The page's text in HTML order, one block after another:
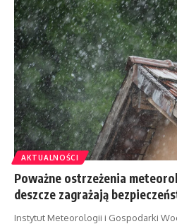
AKTUALNOŚCI
Poważne ostrzeżenia
deszcze zagrażają
Instytut Meteorologii i Gospodarki